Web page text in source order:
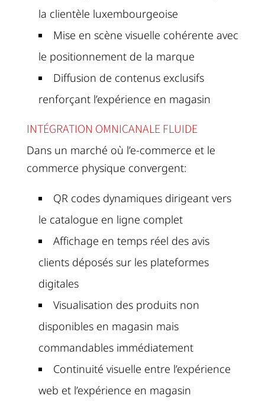
la clientèle luxembourgeoise
Mise en scène visuelle cohérente avec
le positionnement de la marque
Diffusion de contenus exclusifs
renforçant l’expérience en magasin
INTÉGRATION OMNICANALE FLUIDE
Dans un marché où l’e-commerce et le
commerce physique convergent:
QR codes dynamiques dirigeant vers
le catalogue en ligne complet
Affichage en temps réel des avis
clients déposés sur les plateformes
digitales
Visualisation des produits non
disponibles en magasin mais
commandables immédiatement
Continuité visuelle entre l’expérience
web et l’expérience en magasin